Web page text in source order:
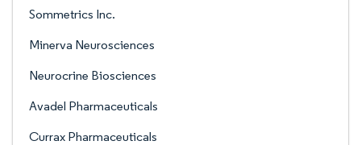
Sommetrics Inc.
Minerva Neurosciences
Neurocrine Biosciences
Avadel Pharmaceuticals​
Currax Pharmaceuticals